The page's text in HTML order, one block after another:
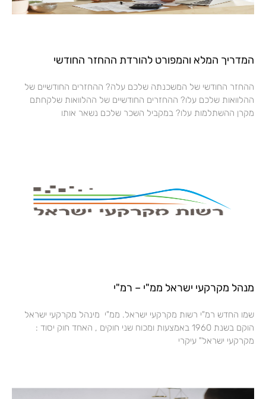
המדריך המלא והמפורט להורדת ההחזר החודשי
ההחזר החודשי של המשכנתה שלכם עלה? ההחזרים החודשיים של
ההלוואות שלכם עלו? ההחזרים החודשיים של ההלוואות שלקחתם
מקרן ההשתלמות עלו? במקביל השכר שלכם נשאר אותו
מנהל מקרקעי ישראל ממ"י – רמ"י
שמו החדש רמ"י רשות מקרקעי ישראל. ממ"י מינהל מקרקעי ישראל
הוקם בשנת 1960 באמצעות ומכוח שני חוקים , האחד חוק יסוד :
מקרקעי ישראל" עיקרי